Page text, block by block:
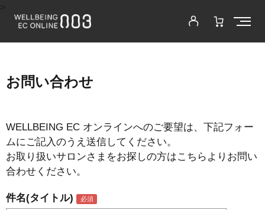
お問い合わせ
WELLBEING EC オンラインへのご要望は、下記フォー
ムにご記入のうえ送信してください。
お取り扱いサロンさまをお探しの方はこちらよりお問い
合わせください。
件名(タイトル)